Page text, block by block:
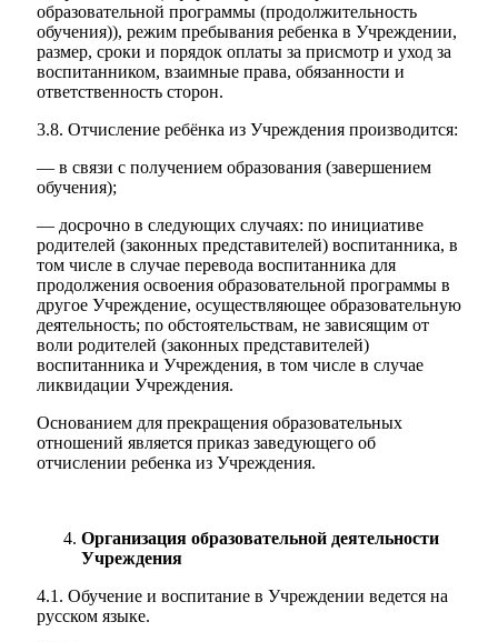
образовательной программы (продолжительность
обучения)), режим пребывания ребенка в Учреждении,
размер, сроки и порядок оплаты за присмотр и уход за
воспитанником, взаимные права, обязанности и
ответственность сторон.
3.8. Отчисление ребёнка из Учреждения производится:
— в связи с получением образования (завершением
обучения);
— досрочно в следующих случаях: по инициативе
родителей (законных представителей) воспитанника, в
том числе в случае перевода воспитанника для
продолжения освоения образовательной программы в
другое Учреждение, осуществляющее образовательную
деятельность; по обстоятельствам, не зависящим от
воли родителей (законных представителей)
воспитанника и Учреждения, в том числе в случае
ликвидации Учреждения.
Основанием для прекращения образовательных
отношений является приказ заведующего об
отчислении ребенка из Учреждения.
Организация образовательной деятельности
Учреждения
4.1. Обучение и воспитание в Учреждении ведется на
русском языке.